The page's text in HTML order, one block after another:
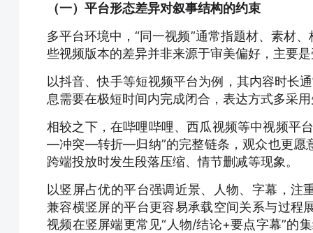
（一）平台形态差异对叙事结构的约束
多平台环境中，“同一视频”通常指题材、素材
些视频版本的差异并非来源于审美偏好，主要
以抖音、快手等短视频平台为例，其内容时长
息需要在极短时间内完成闭合，表达方式多采
相较之下，在哔哩哔哩、西瓜视频等中视频平
—冲突—转折—归纳”的完整链条，观众也更愿
跨端投放时发生段落压缩、情节删减等现象。
以竖屏占优的平台强调近景、人物、字幕，注
兼容横竖屏的平台更容易承载空间关系与过程
视频在竖屏端更常见“人物/结论+要点字幕”的